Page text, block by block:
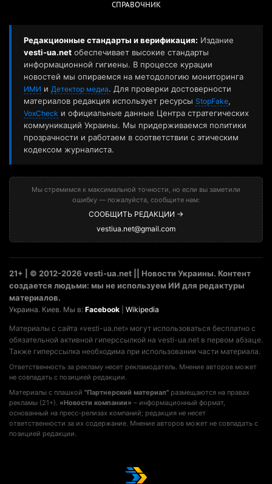
СПРАВОЧНИК
Редакционные стандарты и верификация: Издание
vesti-ua.net обеспечивает высокие стандарты
информационной гигиены. В процессе курации
новостей мы опираемся на методологию мониторинга
ИМИ и Детектор медиа. Для проверки достоверности
материалов редакция использует ресурсы StopFake,
VoxCheck и официальные данные Центра стратегических
коммуникаций Украины. Мы придерживаемся политики
прозрачности и работаем в соответствии с этическим
кодексом журналиста.
Мы стремимся к максимальной точности, но если вы заметили
ошибку — пожалуйста, сообщите нам:
СООБЩИТЬ РЕДАКЦИИ →
vestiua.net@gmail.com
21+ | © 2012-2026 vesti-ua.net || Новости Украины. Контент
создается людьми: мы не используем ИИ для редактуры
материалов.
Украина. Киев. Мы в: Facebook Wikipedia
Материалы с сайта «vesti-ua.net» могут использоваться бесплатно с
обязательной активной гиперссылкой на vesti-ua.net в первом абзаце.
Также гиперссылка необходима при использовании части материала.
Ответственность за рекламу несет рекламодатель. Мнение авторов может
не совпадать с позицией редакции.
Материалы с плашкой "Партнерский материал" размещаются на правах
рекламы (21+). «Новости компании» – информационный формат,
основанный на пресс-релизах компаний; редакция не несет
ответственности за их содержание. Мнение авторов может не совпадать с
позицией редакции.